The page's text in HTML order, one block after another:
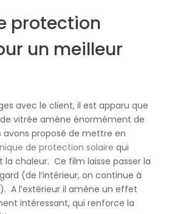
protection
un meilleur
avec le client, il est apparu que
vitrée amène énormément de
avons proposé de mettre en
de protection solaire qui
chaleur. Ce film laisse passer la
(de l’intérieur, on continue à
A l’extérieur il amène un effet
intéressant, qui renforce la